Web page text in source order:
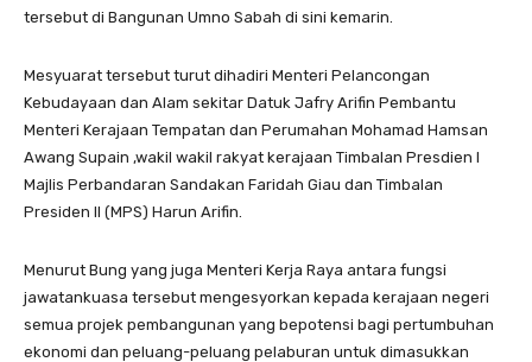
tersebut di Bangunan Umno Sabah di sini kemarin.
Mesyuarat tersebut turut dihadiri Menteri Pelancongan
Kebudayaan dan Alam sekitar Datuk Jafry Arifin Pembantu
Menteri Kerajaan Tempatan dan Perumahan Mohamad Hamsan
Awang Supain ,wakil wakil rakyat kerajaan Timbalan Presdien I
Majlis Perbandaran Sandakan Faridah Giau dan Timbalan
Presiden II (MPS) Harun Arifin.
Menurut Bung yang juga Menteri Kerja Raya antara fungsi
jawatankuasa tersebut mengesyorkan kepada kerajaan negeri
semua projek pembangunan yang bepotensi bagi pertumbuhan
ekonomi dan peluang-peluang pelaburan untuk dimasukkan